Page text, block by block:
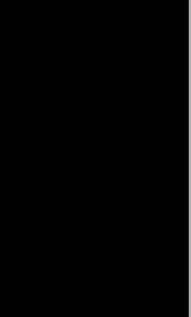
franquicias
casos en los